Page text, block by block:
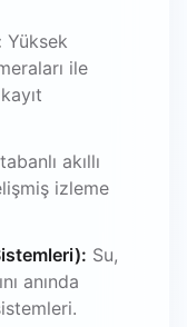
Yüksek
ile
akıllı
izleme
Su,
anında